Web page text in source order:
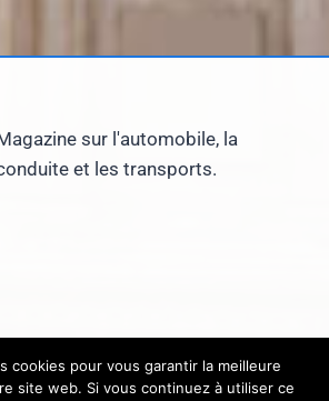
sur l'automobile, la
et les transports.
cookies pour vous garantir la meilleure
site web. Si vous continuez à utiliser ce